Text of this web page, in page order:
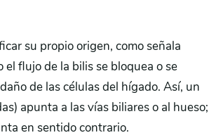
su propio origen, como señala
el flujo de la bilis se bloquea o se
de las células del hígado. Así, un
apunta a las vías biliares o al hueso;
en sentido contrario.